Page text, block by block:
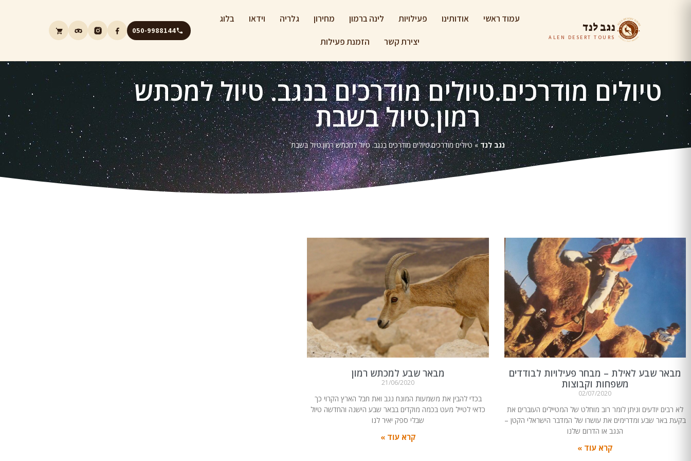
נגב לנד
ALEN DESERT TOURS
עמוד ראשי אודותינו פעילויות לינה ברמון מחירון גלריה וידאו בלוג
יצירת קשר הזמנת פעילות
050-9988144
טיולים מודרכים.טיולים מודרכים בנגב. טיול למכתש
רמון.טיול בשבת
נגב לנד»טיולים מודרכים.טיולים מודרכים בנגב. טיול למכתש רמון.טיול בשבת
מבאר שבע לאילת – מבחר פעילויות לבודדים
משפחות וקבוצות
02/07/2020
לא רבים יודעים וניתן לומר רוב מוחלט של המטיילים העוברים את
בקעת באר שבע ומדרימים את עושרו של המדבר הישראלי הקטן –
הנגב או הדרום שלנו
קרא עוד »
מבאר שבע למכתש רמון
21/06/2020
בכדי להבין את משמעות המונח נגב ואת חבל הארץ הקרוי כך
כדאי לטייל מעט בכמה מוקדים בבאר שבע הישנה והחדשה טיול
שבלי ספק יאיר לנו
קרא עוד »